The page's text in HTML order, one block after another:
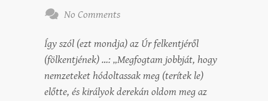
No Comments
Így szól (ezt mondja) az Úr felkentjéről
(fölkentjének) …: „Megfogtam jobbját, hogy
nemzeteket hódoltassak meg (terítek le)
előtte, és királyok derekán oldom meg az